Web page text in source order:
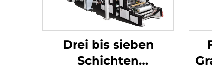
Drei bis sieben
Schichten